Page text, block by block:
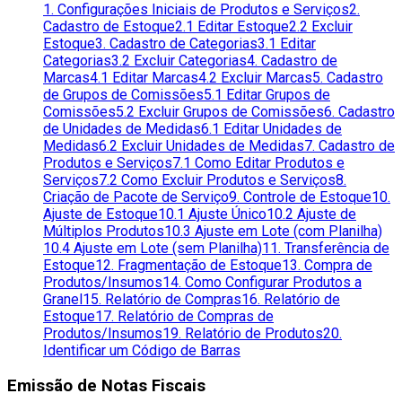
1. Configurações Iniciais de Produtos e Serviços2.
Cadastro de Estoque2.1 Editar Estoque2.2 Excluir
Estoque3. Cadastro de Categorias3.1 Editar
Categorias3.2 Excluir Categorias4. Cadastro de
Marcas4.1 Editar Marcas4.2 Excluir Marcas5. Cadastro
de Grupos de Comissões5.1 Editar Grupos de
Comissões5.2 Excluir Grupos de Comissões6. Cadastro
de Unidades de Medidas6.1 Editar Unidades de
Medidas6.2 Excluir Unidades de Medidas7. Cadastro de
Produtos e Serviços7.1 Como Editar Produtos e
Serviços7.2 Como Excluir Produtos e Serviços8.
Criação de Pacote de Serviço9. Controle de Estoque10.
Ajuste de Estoque10.1 Ajuste Único10.2 Ajuste de
Múltiplos Produtos10.3 Ajuste em Lote (com Planilha)
10.4 Ajuste em Lote (sem Planilha)11. Transferência de
Estoque12. Fragmentação de Estoque13. Compra de
Produtos/Insumos14. Como Configurar Produtos a
Granel 15. Relatório de Compras16. Relatório de
Estoque17. Relatório de Compras de
Produtos/Insumos19. Relatório de Produtos20.
Identificar um Código de Barras
Emissão de Notas Fiscais